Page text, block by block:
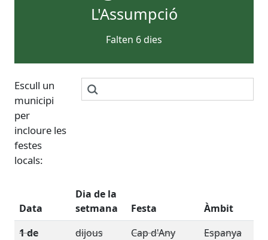
L'Assumpció
Falten 6 dies
Escull un
municipi
per
incloure les
festes
locals:
Data
Dia de la
setmana
Festa
Àmbit
1 de
dijous Cap d'Any Espanya